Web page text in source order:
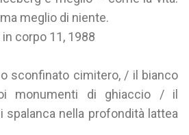
meglio di niente.
corpo 11, 1988
sconfinato cimitero, / il bianco
monumenti di ghiaccio / il
spalanca nella profondità lattea